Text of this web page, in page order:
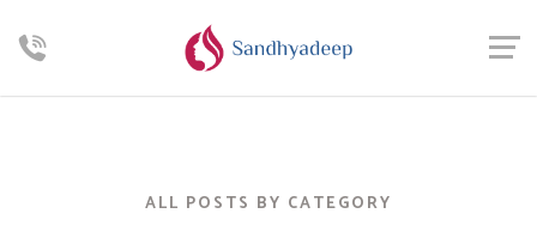
ALL POSTS BY CATEGORY